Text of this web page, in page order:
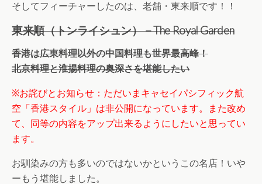
そしてフィーチャーしたのは、老舗・東来順です！！
東来順（トンライシュン）－The Royal Garden
香港は広東料理以外の中国料理も世界最高峰！
北京料理と淮揚料理の奥深さを堪能したい
※お詫びとお知らせ：ただいまキャセイパシフィック航
空「香港スタイル」は非公開になっています。また改め
て、同等の内容をアップ出来るようにしたいと思ってい
ます。
お馴染みの方も多いのではないかというこの名店！いや
ーもう堪能しました。